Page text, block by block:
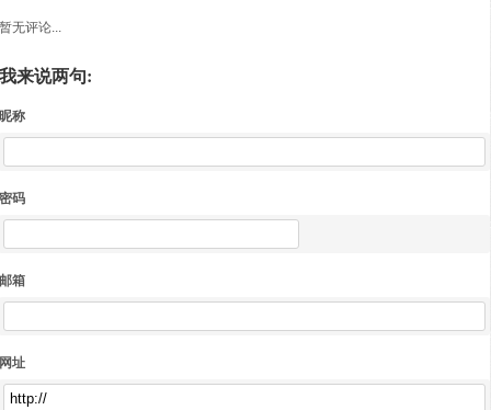
暂无评论...
我来说两句:
昵称
密码
邮箱
网址